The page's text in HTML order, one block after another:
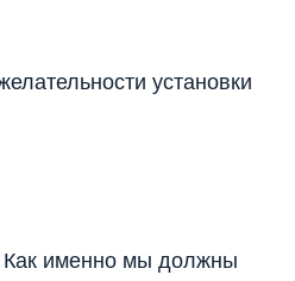
установки
Как именно мы должны